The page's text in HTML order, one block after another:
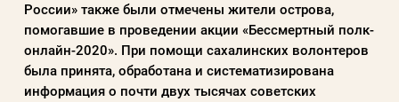
России» также были отмечены жители острова,
помогавшие в проведении акции «Бессмертный полк-
онлайн-2020». При помощи сахалинских волонтеров
была принята, обработана и систематизирована
информация о почти двух тысячах советских